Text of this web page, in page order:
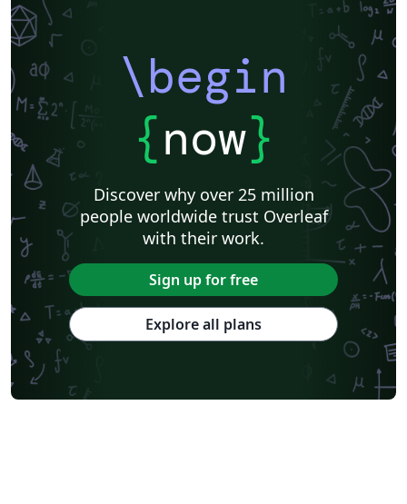
\begin
{now}
Discover why over 25 million
people worldwide trust Overleaf
with their work.
Sign up for free
Explore all plans